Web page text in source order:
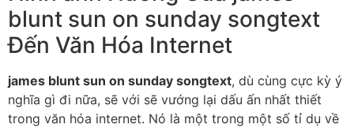
blunt sun on sunday songtext
Đến Văn Hóa Internet
james blunt sun on sunday songtext, dù cùng cực kỳ ý
nghĩa gì đi nữa, sẽ với sẽ vướng lại dấu ấn nhất thiết
trong văn hóa internet. Nó là một trong một số tỉ dụ về